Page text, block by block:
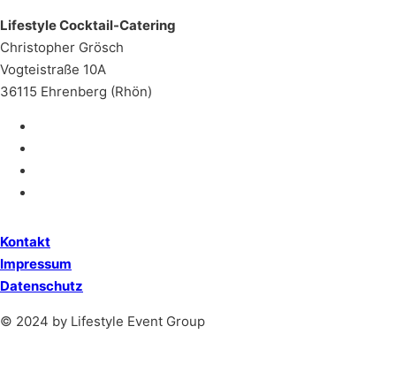
Lifestyle Cocktail-Catering
Christopher Grösch
Vogteistraße 10A
36115 Ehrenberg (Rhön)
Kontakt
Impressum
Datenschutz
© 2024 by Lifestyle Event Group